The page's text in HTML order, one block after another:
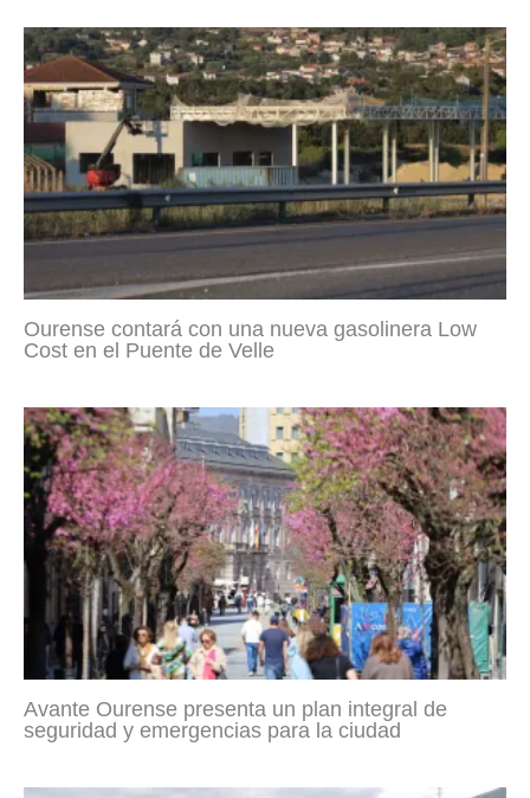
Ourense contará con una nueva gasolinera Low
Cost en el Puente de Velle
Avante Ourense presenta un plan integral de
seguridad y emergencias para la ciudad